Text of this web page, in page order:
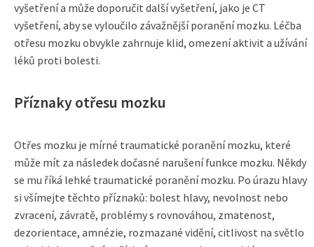
vyšetření a může doporučit další vyšetření, jako je CT
vyšetření, aby se vyloučilo závažnější poranění mozku. Léčba
otřesu mozku obvykle zahrnuje klid, omezení aktivit a užívání
léků proti bolesti.
Příznaky otřesu mozku
Otřes mozku je mírné traumatické poranění mozku, které
může mít za následek dočasné narušení funkce mozku. Někdy
se mu říká lehké traumatické poranění mozku. Po úrazu hlavy
si všímejte těchto příznaků: bolest hlavy, nevolnost nebo
zvracení, závratě, problémy s rovnováhou, zmatenost,
dezorientace, amnézie, rozmazané vidění, citlivost na světlo